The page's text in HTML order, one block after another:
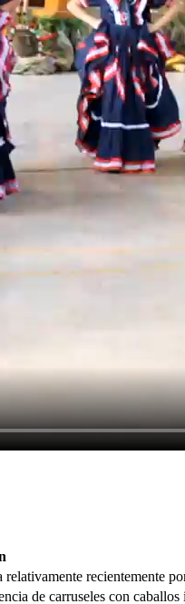
recientemente
de carruseles con caballos